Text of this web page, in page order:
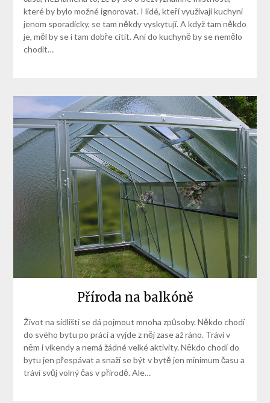
které by bylo možné ignorovat. I lidé, kteří využívají kuchyni
jenom sporadicky, se tam někdy vyskytují. A když tam někdo
je, měl by se i tam dobře cítit. Ani do kuchyně by se nemělo
chodit…
Příroda na balkóně
Život na sídlišti se dá pojmout mnoha způsoby. Někdo chodí
do svého bytu po práci a vyjde z něj zase až ráno. Tráví v
něm i víkendy a nemá žádné velké aktivity. Někdo chodí do
bytu jen přespávat a snaží se být v bytě jen minimum času a
tráví svůj volný čas v přírodě. Ale…